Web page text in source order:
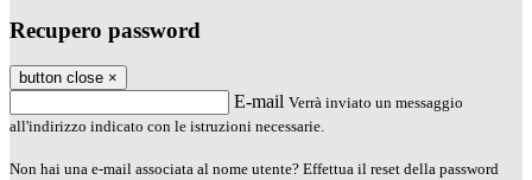
Recupero password
button close ×
E-mail Verrà inviato un messaggio
all'indirizzo indicato con le istruzioni necessarie.
Non hai una e-mail associata al nome utente? Effettua il reset della password